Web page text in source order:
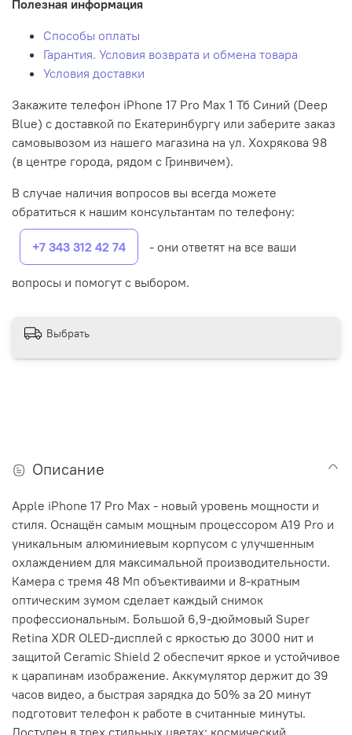
Полезная информация
Способы оплаты
Гарантия. Условия возврата и обмена товара
Условия доставки
Закажите телефон iPhone 17 Pro Max 1 Тб Синий (Deep
Blue) с доставкой по Екатеринбургу или заберите заказ
самовывозом из нашего магазина на ул. Хохрякова 98
(в центре города, рядом с Гринвичем).
В случае наличия вопросов вы всегда можете
обратиться к нашим консультантам по телефону:
+7 343 312 42 74 - они ответят на все ваши
вопросы и помогут с выбором.
Выбрать
Описание
Apple iPhone 17 Pro Max - новый уровень мощности и
стиля. Оснащён самым мощным процессором A19 Pro и
уникальным алюминиевым корпусом с улучшенным
охлаждением для максимальной производительности.
Камера с тремя 48 Мп объективаими и 8-кратным
оптическим зумом сделает каждый снимок
профессиональным. Большой 6,9-дюймовый Super
Retina XDR OLED-дисплей с яркостью до 3000 нит и
защитой Ceramic Shield 2 обеспечит яркое и устойчивое
к царапинам изображение. Аккумулятор держит до 39
часов видео, а быстрая зарядка до 50% за 20 минут
подготовит телефон к работе в считанные минуты.